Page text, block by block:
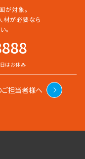
が対象。
材が必要なら
。
はお休み
担当者様へ